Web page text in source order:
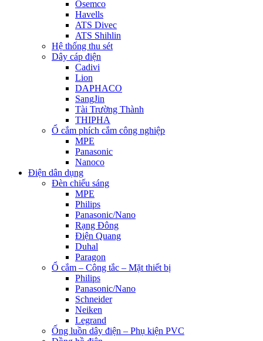
Osemco
Havells
ATS Divec
ATS Shihlin
Hệ thống thu sét
Dây cáp điện
Cadivi
Lion
DAPHACO
SangJin
Tài Trường Thành
THIPHA
Ổ cắm phích cắm công nghiệp
MPE
Panasonic
Nanoco
Điện dân dụng
Đèn chiếu sáng
MPE
Philips
Panasonic/Nano
Rạng Đông
Điện Quang
Duhal
Paragon
Ổ cắm – Công tắc – Mặt thiết bị
Philips
Panasonic/Nano
Schneider
Neiken
Legrand
Ống luồn dây điện – Phụ kiện PVC